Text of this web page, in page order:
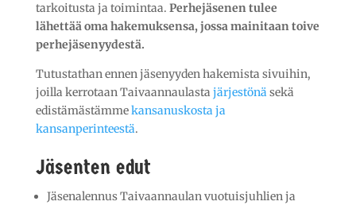
tarkoitusta ja toimintaa. Perhejäsenen tulee
lähettää oma hakemuksensa, jossa mainitaan toive
perhejäsenyydestä.
Tutustathan ennen jäsenyyden hakemista sivuihin,
joilla kerrotaan Taivaannaulasta järjestönäsekä
edistämästämmekansanuskosta ja
kansanperinteestä.
Jäsenten edut
Jäsenalennus Taivaannaulan vuotuisjuhlien ja